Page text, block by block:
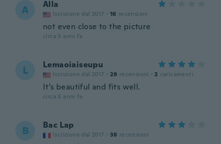
A Alla
Iscrizione dal 2017 · 16 recensioni
not even close to the picture
circa 5 anni fa
L Lemaoiaiseupu
Iscrizione dal 2017 · 29 recensioni · 2 caricamenti
It’s beautiful and fits well.
circa 6 anni fa
B Bac Lap
Iscrizione dal 2017 · 38 recensioni